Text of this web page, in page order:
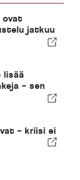
ovat
jatkuu
lisää
– sen
– kriisi ei